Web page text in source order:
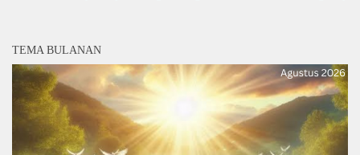
TEMA BULANAN